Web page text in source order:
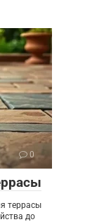
0
террасы
до